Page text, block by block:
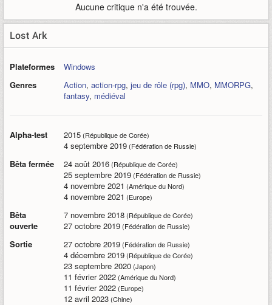
Aucune critique n'a été trouvée.
Lost Ark
Plateformes
Windows
Genres
Action, action-rpg, jeu de rôle (rpg), MMO, MMORPG,
fantasy, médiéval
Alpha-test 2015(République de Corée)
4 septembre 2019(Fédération de Russie)
Bêta fermée 24 août 2016(République de Corée)
25 septembre 2019(Fédération de Russie)
4 novembre 2021 (Amérique du Nord)
4 novembre 2021 (Europe)
Bêta
ouverte
7 novembre 2018(République de Corée)
27 octobre 2019(Fédération de Russie)
Sortie 27 octobre 2019(Fédération de Russie)
4 décembre 2019(République de Corée)
23 septembre 2020(Japon)
11 février 2022(Amérique du Nord)
11 février 2022(Europe)
12 avril 2023(Chine)